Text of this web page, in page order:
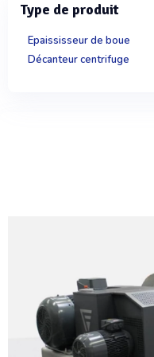
Type de produit
Epaississeur de boue
Décanteur centrifuge